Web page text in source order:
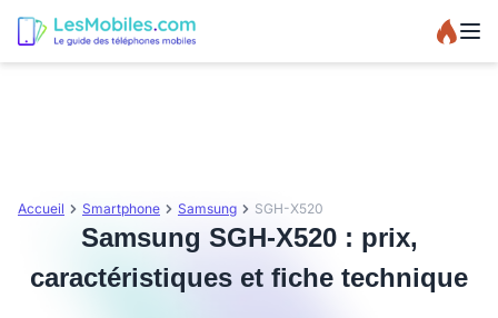
Accueil Smartphone Samsung SGH-X520
Samsung SGH-X520 : prix,
caractéristiques et fiche technique